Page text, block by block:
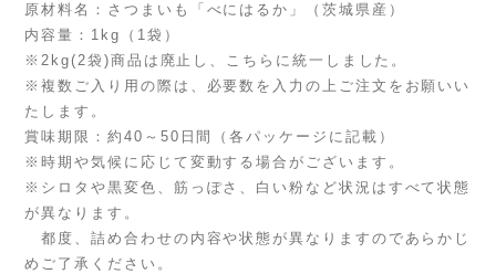
原材料名：さつまいも「べにはるか」（茨城県産）
内容量：1kg（1袋）
※2kg(2袋)商品は廃止し、こちらに統一しました。
※複数ご入り用の際は、必要数を入力の上ご注文をお願いい
たします。
賞味期限：約40～50日間（各パッケージに記載）
※時期や気候に応じて変動する場合がございます。
※シロタや黒変色、筋っぽさ、白い粉など状況はすべて状態
が異なります。
都度、詰め合わせの内容や状態が異なりますのであらかじ
めご了承ください。